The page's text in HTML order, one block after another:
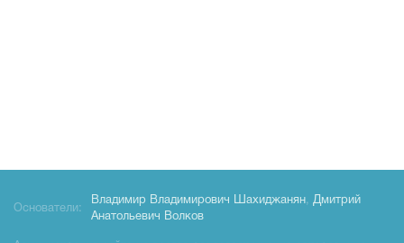
Основатели:
Владимир Владимирович Шахиджанян, Дмитрий
Анатольевич Волков